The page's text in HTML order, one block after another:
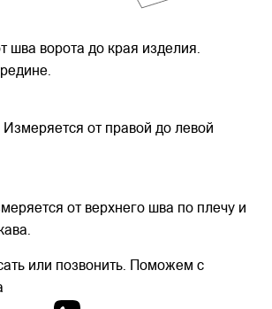
шва ворота до края изделия.
от правой до левой
от верхнего шва по плечу и
или позвонить. Поможем с